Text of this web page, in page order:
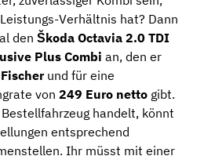
Verhältnis hat? Dann
den Škoda Octavia 2.0 TDI
Plus Combi an, den er
und für eine
von 249 Euro netto gibt.
handelt, könnt
entsprechend
Ihr müsst mit einer